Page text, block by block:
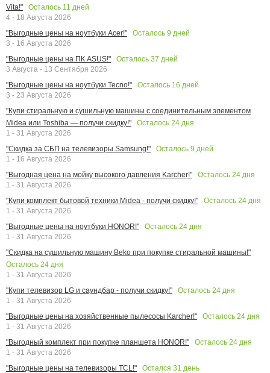
Vita!"
Осталось 11 дней
4 - 18 Августа 2026
"Выгодные цены на ноутбуки Acer!"
Осталось 9 дней
3 - 16 Августа 2026
"Выгодные цены на ПК ASUS!"
Осталось 37 дней
3 Августа - 13 Сентября 2026
"Выгодные цены на ноутбуки Tecno!"
Осталось 16 дней
3 - 23 Августа 2026
"Купи стиральную и сушильную машины с соединительным элементом
Midea или Toshiba — получи скидку!"
Осталось 24 дня
1 - 31 Августа 2026
"Скидка за СБП на телевизоры Samsung!"
Осталось 9 дней
1 - 16 Августа 2026
"Выгодная цена на мойку высокого давления Karcher!"
Осталось 24 дня
1 - 31 Августа 2026
"Купи комплект бытовой техники Midea - получи скидку!"
Осталось 24 дня
1 - 31 Августа 2026
"Выгодные цены на ноутбуки HONOR!"
Осталось 24 дня
1 - 31 Августа 2026
"Скидка на сушильную машину Beko при покупке стиральной машины!"
Осталось 24 дня
1 - 31 Августа 2026
"Купи телевизор LG и саундбар - получи скидку!"
Осталось 24 дня
1 - 31 Августа 2026
"Выгодные цены на хозяйственные пылесосы Karcher!"
Осталось 24 дня
1 - 31 Августа 2026
"Выгодный комплект при покупке планшета HONOR!"
Осталось 24 дня
1 - 31 Августа 2026
"Выгодные цены на телевизоры TCL!"
Остался 31 день